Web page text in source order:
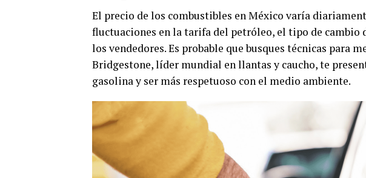
El precio de los combustibles en México varía
fluctuaciones en la tarifa del petróleo, el tipo de cambio
los vendedores. Es probable que busques técnicas para
Bridgestone, líder mundial en llantas y caucho, te
gasolina y ser más respetuoso con el medio ambiente.